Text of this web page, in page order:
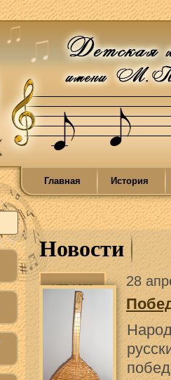
Главная История
Новости
28